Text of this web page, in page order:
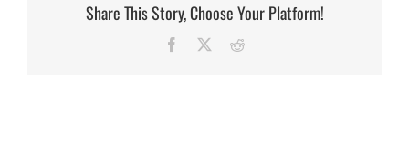
Share This Story, Choose Your Platform!
Facebook Reddit